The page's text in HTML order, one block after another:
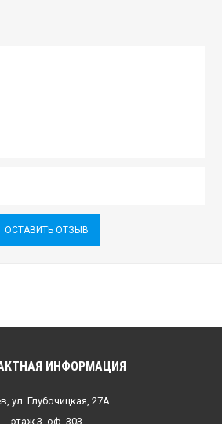
ОСТАВИТЬ ОТЗЫВ
ИНФОРМАЦИЯ
ул. Глубочицкая, 27А
этаж 3, оф. 303